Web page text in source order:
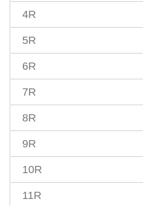
4R
5R
6R
7R
8R
9R
10R
11R